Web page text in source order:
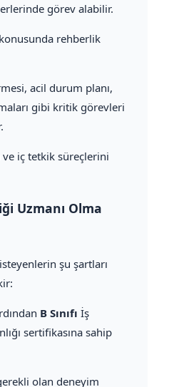
görev alabilir.
rehberlik
acil durum planı,
gibi kritik görevleri
iç tetkik süreçlerini
Uzmanı Olma
şu şartları
B Sınıfı İş
sertifikasına sahip
olan deneyim